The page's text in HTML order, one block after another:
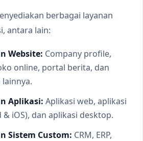
berbagai layanan
antara lain:
Website: Company profile,
online, portal berita, dan
Aplikasi: Aplikasi web, aplikasi
iOS), dan aplikasi desktop.
Sistem Custom: CRM, ERP,